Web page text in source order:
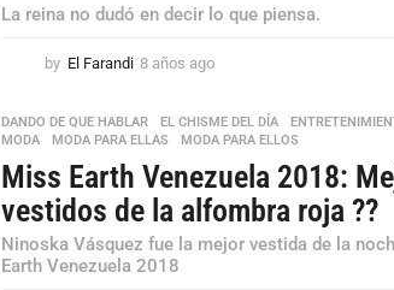
La reina no dudó en decir lo que piensa.
by El Farandi 8 años ago
o
a
g
o
DANDO DE QUE HABLAR ,EL CHISME DEL DÍA ,
MODA
,MODA PARA ELLAS ,MODA PARA ELLOS
Miss Earth Venezuela 2018:
vestidos de la alfombra roja ??
Ninoska Vásquez fue la mejor vestida de la
Earth Venezuela 2018